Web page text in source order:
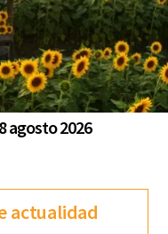
agosto 2026
actualidad